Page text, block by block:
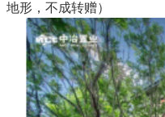
地形，不成转赠）